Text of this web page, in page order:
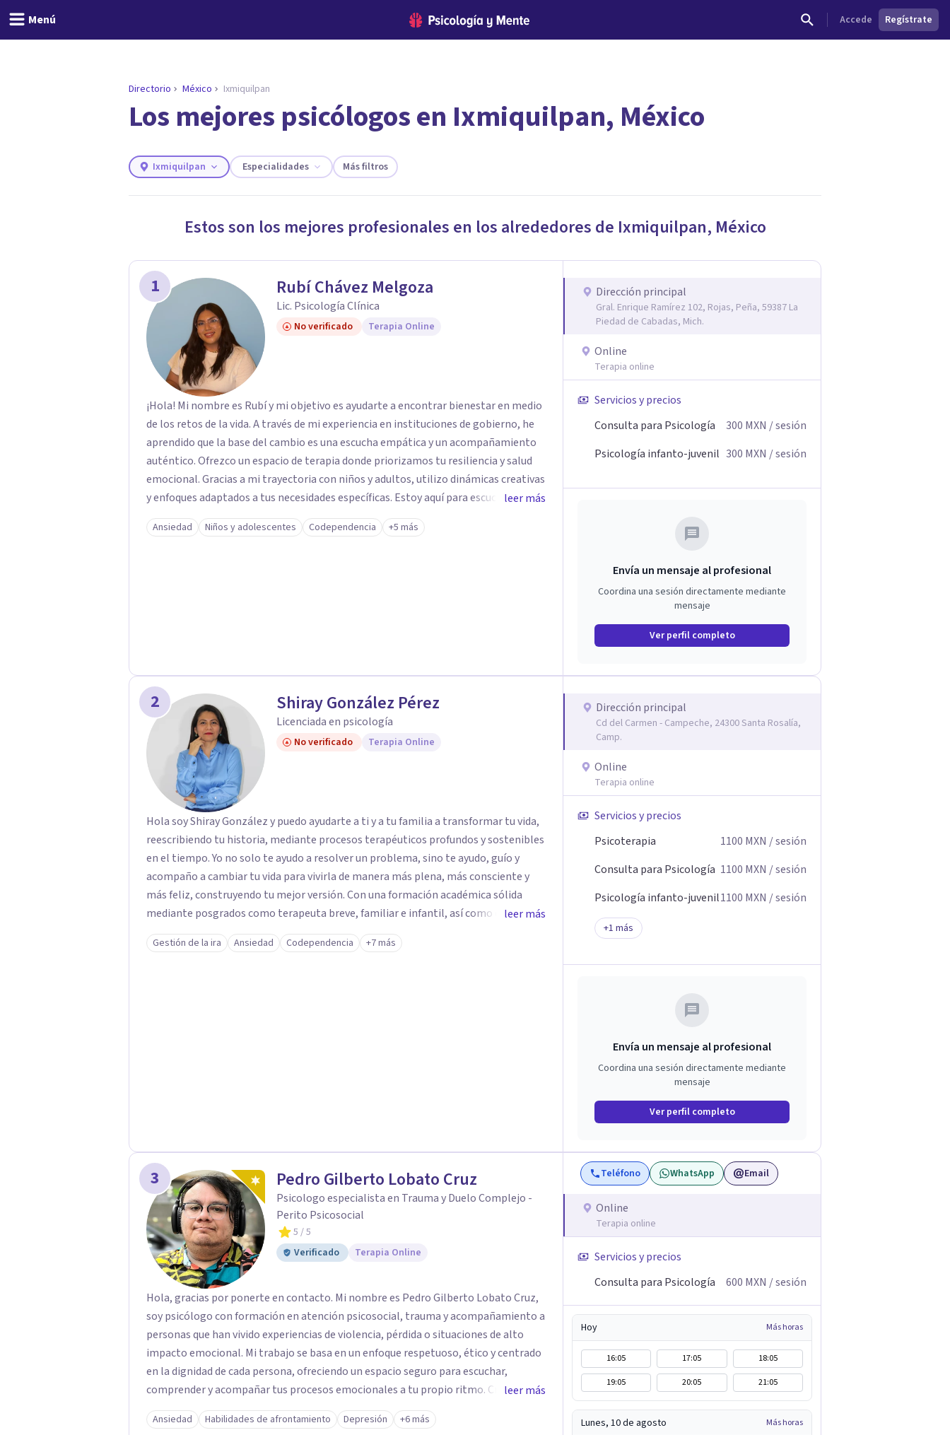
Menú Accede Regístrate
ENCONTRAR MI TERAPEUTA
¿Necesitas ayuda para encontrar el psicólogo adecuado?
Responder cuestionario
Directorio México Ixmiquilpan
Los mejores psicólogos en Ixmiquilpan, México
Ixmiquilpan Especialidades Más filtros
Estos son los mejores profesionales en los alrededores de Ixmiquilpan, México
1 Rubí Chávez Melgoza
Lic. Psicología Clínica
No verificado Terapia Online
¡Hola! Mi nombre es Rubí y mi objetivo es ayudarte a encontrar bienestar en medio
de los retos de la vida. A través de mi experiencia en instituciones de gobierno, he
aprendido que la base del cambio es una escucha empática y un acompañamiento
auténtico. ​Ofrezco un espacio de terapia donde priorizamos tu resiliencia y salud
emocional. Gracias a mi trayectoria con niños y adultos, utilizo dinámicas creativas
y enfoques adaptados a tus necesidades específicas. Estoy aquí para escucharte y
brindarte las herramientas necesarias para fortalecer tu paz mental.
leer más
Ansiedad Niños y adolescentes Codependencia +5 más
Dirección principal
Gral. Enrique Ramírez 102, Rojas, Peña, 59387 La
Piedad de Cabadas, Mich.
Online
Terapia online
Servicios y precios
Consulta para Psicología
300 MXN / sesión
Psicología infanto-juvenil 300 MXN / sesión
Envía un mensaje al profesional
Coordina una sesión directamente mediante
mensaje
Ver perfil completo
2 Shiray González Pérez
Licenciada en psicología
No verificado Terapia Online
Hola soy Shiray González y puedo ayudarte a ti y a tu familia a transformar tu vida,
reescribiendo tu historia, mediante procesos terapéuticos profundos y sostenibles
en el tiempo. Yo no solo te ayudo a resolver un problema, sino te ayudo, guío y
acompaño a cambiar tu vida para vivirla de manera más plena, más consciente y
más feliz, construyendo tu mejor versión. Con una formación académica sólida
mediante posgrados como terapeuta breve, familiar e infantil, así como con
respaldo profesional y experiencia clínica de más de 26 años y personal te
acompaño en el proceso con empatía auténtica y comunicación clara y directa para
leer más
Gestión de la ira Ansiedad Codependencia +7 más
Dirección principal
Cd del Carmen - Campeche, 24300 Santa Rosalía,
Camp.
Online
Terapia online
Servicios y precios
Psicoterapia
1100 MXN / sesión
Consulta para Psicología 1100 MXN / sesión
Psicología infanto-juvenil1100 MXN / sesión
+1 más
Envía un mensaje al profesional
Coordina una sesión directamente mediante
mensaje
Ver perfil completo
3 Pedro Gilberto Lobato Cruz
Psicologo especialista en Trauma y Duelo Complejo -
Perito Psicosocial
5 / 5
Verificado
Terapia Online
Hola, gracias por ponerte en contacto. Mi nombre es Pedro Gilberto Lobato Cruz,
soy psicólogo con formación en atención psicosocial, trauma y acompañamiento a
personas que han vivido experiencias de violencia, pérdida o situaciones de alto
impacto emocional. Mi trabajo se basa en un enfoque respetuoso, ético y centrado
en la dignidad de cada persona, ofreciendo un espacio seguro para escuchar,
comprender y acompañar tus procesos emocionales a tu propio ritmo. Creo
firmemente en la importancia de construir juntos herramientas que fortalezcan el
bienestar, la autonomía y el sentido de vida. Será un gusto acompañarte en este
leer más
Ansiedad Habilidades de afrontamiento Depresión +6 más
Teléfono WhatsApp Email
Online
Terapia online
Servicios y precios
Consulta para Psicología
600 MXN / sesión
Hoy Más horas
16:05 17:05
18:05
19:05
20:05 21:05
Lunes, 10 de agosto Más horas